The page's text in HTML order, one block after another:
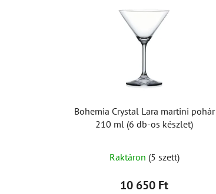
Bohemia Crystal Lara martini pohár
210 ml (6 db-os készlet)
Raktáron (5 szett)
10 650 Ft